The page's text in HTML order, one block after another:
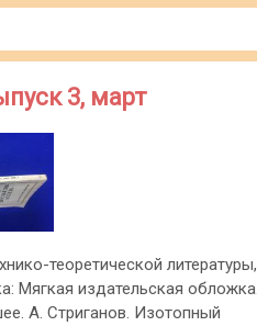
3, март
теоретической
Мягкая издательская
А. Стриганов. Изотопный